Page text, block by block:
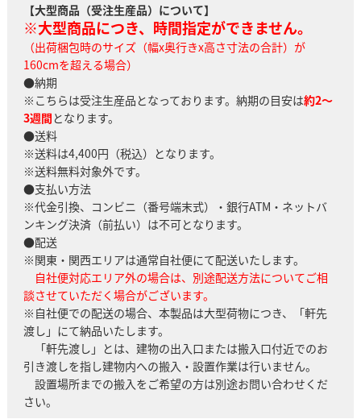
【大型商品（受注生産品）について】
※大型商品につき、時間指定ができません。
（出荷梱包時のサイズ（幅x奥行きx高さ寸法の合計）が
160cmを超える場合）
●納期
※こちらは受注生産品となっております。納期の目安は約2～
3週間 となります。
●送料
※送料は4,400円（税込）となります。
※送料無料対象外です。
●支払い方法
※代金引換、コンビニ（番号端末式）・銀行ATM・ネットバ
ンキング決済（前払い）は不可となります。
●配送
※関東・関西エリアは通常自社便にて配送いたします。
自社便対応エリア外の場合は、別途配送方法についてご相
談させていただく場合がございます。
※自社便での配送の場合、本製品は大型荷物につき、「軒先
渡し」にて納品いたします。
「軒先渡し」とは、建物の出入口または搬入口付近でのお
引き渡しを指し建物内への搬入・設置作業は行いません。
設置場所までの搬入をご希望の方は別途お問い合わせくだ
さい。